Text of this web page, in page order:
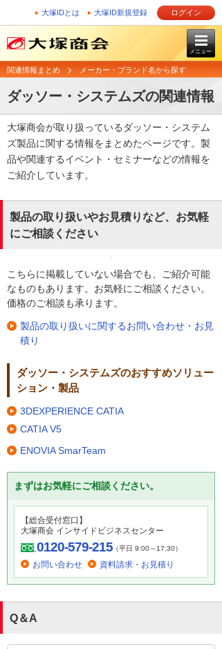
大塚IDとは 大塚ID新規登録 ログイン
メニュー
関連情報まとめ メーカー・ブランド名から探す
ダッソー・システムズの関連情報
大塚商会が取り扱っているダッソー・システム
ズ製品に関する情報をまとめたページです。製
品や関連するイベント・セミナーなどの情報を
ご紹介しています。
製品の取り扱いやお見積りなど、お気軽
にご相談ください
こちらに掲載していない場合でも、ご紹介可能
なものもあります。お気軽にご相談ください。
価格のご相談も承ります。
製品の取り扱いに関するお問い合わせ・お見
積り
ダッソー・システムズのおすすめソリュー
ション・製品
3DEXPERIENCE CATIA
CATIA V5
ENOVIA SmarTeam
まずはお気軽にご相談ください。
【総合受付窓口】
大塚商会 インサイドビジネスセンター
0120-579-215（平日 9:00～17:30）
お問い合わせ 資料請求・お見積り
Q＆A